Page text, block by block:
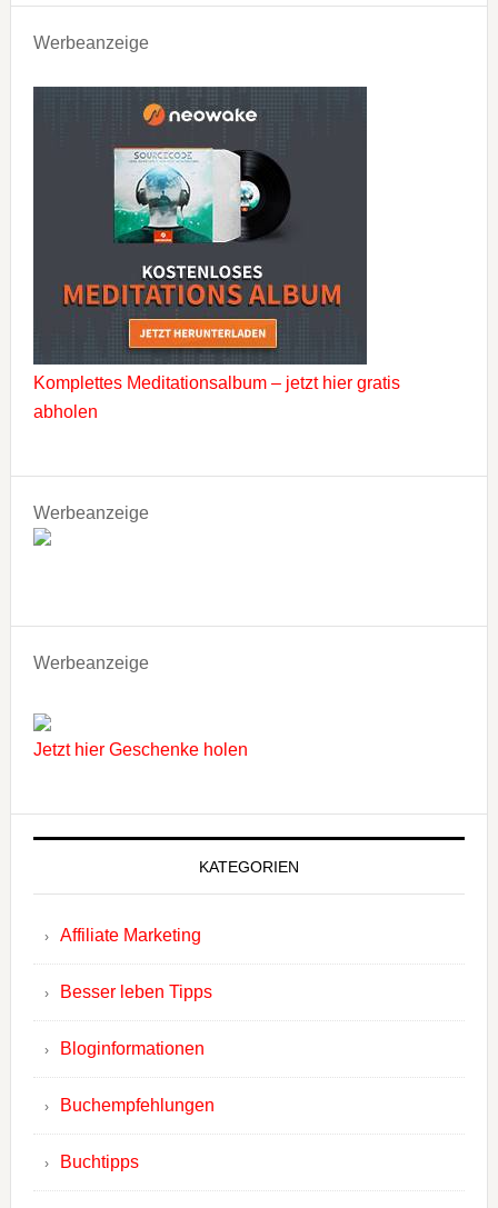
Werbeanzeige
Komplettes Meditationsalbum – jetzt hier gratis
abholen
Werbeanzeige
Werbeanzeige
Jetzt hier Geschenke holen
KATEGORIEN
Affiliate Marketing
Besser leben Tipps
Bloginformationen
Buchempfehlungen
Buchtipps